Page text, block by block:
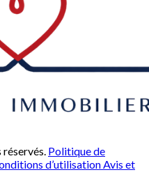
réservés. Politique de
d’utilisationAvis et